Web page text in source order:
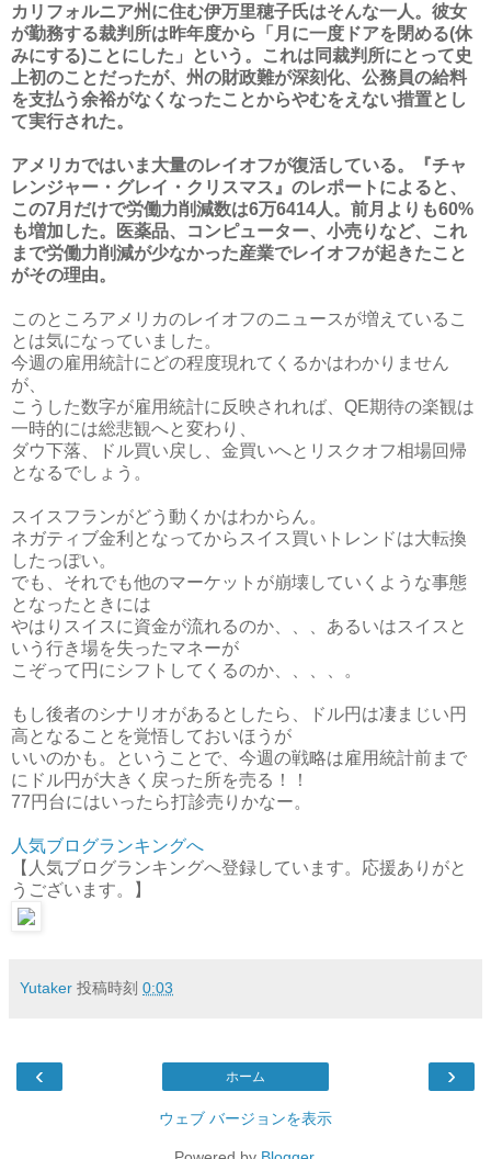
カリフォルニア州に住む伊万里穂子氏はそんな一人。彼女
が勤務する裁判所は昨年度から「月に一度ドアを閉める(休
みにする)ことにした」という。これは同裁判所にとって史
上初のことだったが、州の財政難が深刻化、公務員の給料
を支払う余裕がなくなったことからやむをえない措置とし
て実行された。
アメリカではいま大量のレイオフが復活している。『チャ
レンジャー・グレイ・クリスマス』のレポートによると、
この7月だけで労働力削減数は6万6414人。前月よりも60%
も増加した。医薬品、コンピューター、小売りなど、これ
まで労働力削減が少なかった産業でレイオフが起きたこと
がその理由。
このところアメリカのレイオフのニュースが増えているこ
とは気になっていました。
今週の雇用統計にどの程度現れてくるかはわかりません
が、
こうした数字が雇用統計に反映されれば、QE期待の楽観は
一時的には総悲観へと変わり、
ダウ下落、ドル買い戻し、金買いへとリスクオフ相場回帰
となるでしょう。
スイスフランがどう動くかはわからん。
ネガティブ金利となってからスイス買いトレンドは大転換
したっぽい。
でも、それでも他のマーケットが崩壊していくような事態
となったときには
やはりスイスに資金が流れるのか、、、あるいはスイスと
いう行き場を失ったマネーが
こぞって円にシフトしてくるのか、、、、。
もし後者のシナリオがあるとしたら、ドル円は凄まじい円
高となることを覚悟しておいほうが
いいのかも。ということで、今週の戦略は雇用統計前まで
にドル円が大きく戻った所を売る！！
77円台にはいったら打診売りかなー。
人気ブログランキングへ
【人気ブログランキングへ登録しています。応援ありがと
うございます。】
Yutaker 投稿時刻 0:03
‹ ›
ホーム
ウェブ バージョンを表示